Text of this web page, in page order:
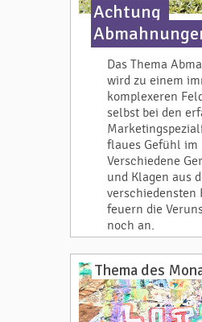
Achtung
Das Thema
wird zu einem
komplexeren
selbst bei den
flaues Gefühl im
Verschiedene
und Klagen aus
verschiedensten
feuern die
noch an.
Thema des